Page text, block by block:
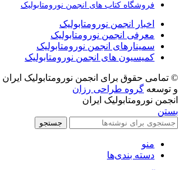
فروشگاه کتاب های انجمن نورومتابولیک
اخبار انجمن نورومتابولیک
معرفی انجمن نورومتابولیک
سمینارهای انجمن نورومتابولیک
کمیسیون های انجمن نورومتابولیک
© تمامی حقوق برای انجمن نورومتابولیک
و توسعه گروه طراحی رزان
انجمن نورومتابولیک ایران
بستن
جستجو
منو
دسته بندی‌ها